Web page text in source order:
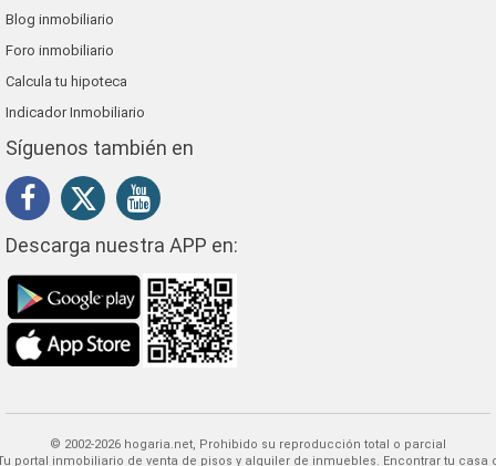
Blog inmobiliario
Foro inmobiliario
Calcula tu hipoteca
Indicador Inmobiliario
Síguenos también en
Descarga nuestra APP en:
© 2002-2026 hogaria.net, Prohibido su reproducción total o parcial
Encontrar tu casa o